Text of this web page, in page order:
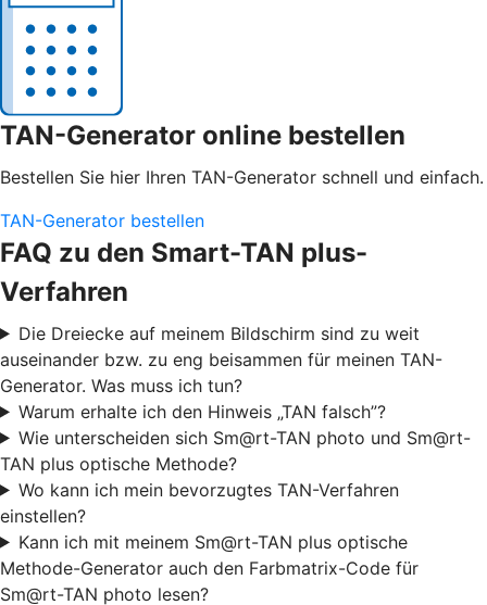
TAN-Generator online bestellen
Bestellen Sie hier Ihren TAN-Generator schnell und einfach.
TAN-Generator bestellen
FAQ zu den Smart-TAN plus-
Verfahren
Die Dreiecke auf meinem Bildschirm sind zu weit
auseinander bzw. zu eng beisammen für meinen TAN-
Generator. Was muss ich tun?
Warum erhalte ich den Hinweis „TAN falsch”?
Wie unterscheiden sich Sm@rt-TAN photo und Sm@rt-
TAN plus optische Methode?
Wo kann ich mein bevorzugtes TAN-Verfahren
einstellen?
Kann ich mit meinem Sm@rt-TAN plus optische
Methode-Generator auch den Farbmatrix-Code für
Sm@rt-TAN photo lesen?